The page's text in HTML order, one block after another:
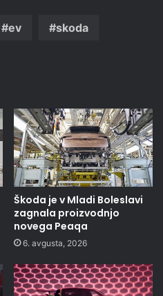
ev skoda
Škoda je v Mladi Boleslavi
zagnala proizvodnjo
novega Peaqa
6. avgusta, 2026